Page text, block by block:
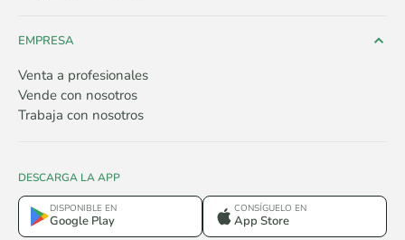
EMPRESA
Venta a profesionales
Vende con nosotros
Trabaja con nosotros
DESCARGA LA APP
DISPONIBLE EN
Google Play
CONSÍGUELO EN
App Store